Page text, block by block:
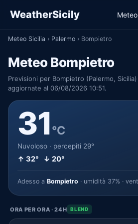
WeatherSicily
Meteo Sicilia › Palermo › Bompietro
Meteo Bompietro
Previsioni per Bompietro (Palermo,
aggiornate al 06/08/2026 10:51.
31°C
Nuvoloso · percepiti 29°
↑ 32° ↓ 20°
Adesso a Bompietro · umidità 37% ·
ORA PER ORA · 24H BLEND